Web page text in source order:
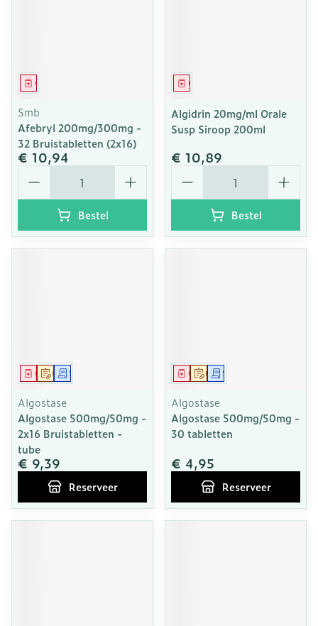
Geneesmiddel
Smb
Afebryl 200mg/300mg -
32 Bruistabletten (2x16)
€ 10,94
Aantal
Bestel
Geneesmiddel
Algidrin 20mg/ml Orale
Susp Siroop 200ml
€ 10,89
Aantal
Bestel
Op voorschrift
GeneesmiddelSchriftelijke aanvraag
Algostase
Algostase 500mg/50mg -
2x16 Bruistabletten -
tube
€ 9,39
Reserveer
Op voorschrift
GeneesmiddelSchriftelijke aanvraag
Algostase
Algostase 500mg/50mg -
30 tabletten
€ 4,95
Reserveer